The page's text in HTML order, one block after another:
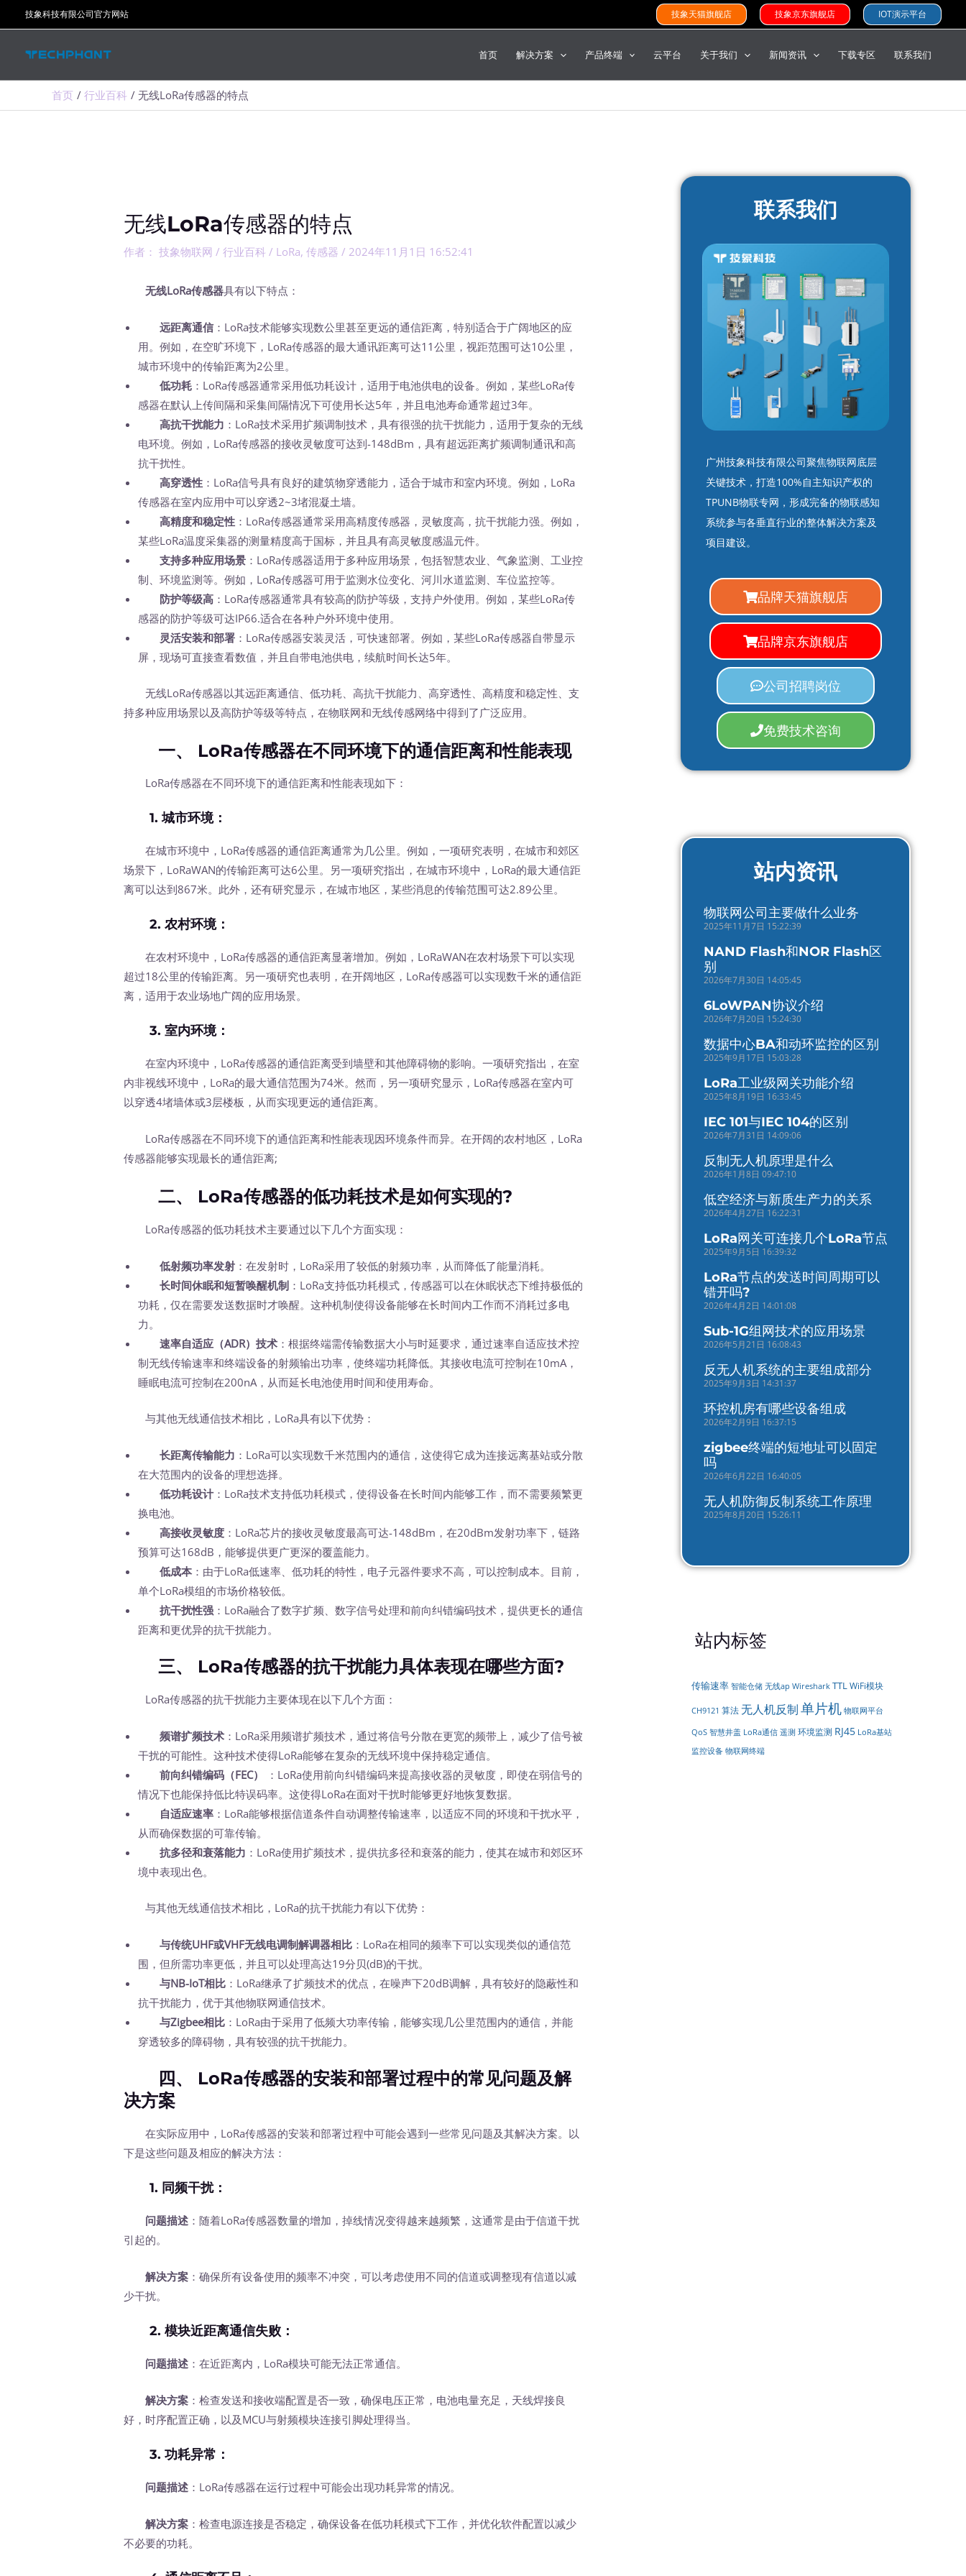
至
技象科技有限公司官方网站 技象天猫旗舰店 技象京东旗舰店 IOT演示平台
首页 解决方案 产品终端 云平台 关于我们 新闻资讯 下载专区 联系我们
首页 行业百科 无线LoRa传感器的特点
无线LoRa传感器的特点
作者： 技象物联网/行业百科 / LoRa,传感器 / 2024年11月1日 16:52:41
无线LoRa传感器具有以下特点：
远距离通信：LoRa技术能够实现数公里甚至更远的通信距离，特别适合于广阔地区的应
用。例如，在空旷环境下，LoRa传感器的最大通讯距离可达11公里，视距范围可达10公里，
城市环境中的传输距离为2公里。
低功耗 ：LoRa传感器通常采用低功耗设计，适用于电池供电的设备。例如，某些LoRa传
感器在默认上传间隔和采集间隔情况下可使用长达5年，并且电池寿命通常超过3年。
高抗干扰能力 ：LoRa技术采用扩频调制技术，具有很强的抗干扰能力，适用于复杂的无线
电环境。例如，LoRa传感器的接收灵敏度可达到-148dBm，具有超远距离扩频调制通讯和高
抗干扰性。
高穿透性 ：LoRa信号具有良好的建筑物穿透能力，适合于城市和室内环境。例如，LoRa
传感器在室内应用中可以穿透2~3堵混凝土墙。
高精度和稳定性 ：LoRa传感器通常采用高精度传感器，灵敏度高，抗干扰能力强。例如，
某些LoRa温度采集器的测量精度高于国标，并且具有高灵敏度感温元件。
支持多种应用场景 ：LoRa传感器适用于多种应用场景，包括智慧农业、气象监测、工业控
制、环境监测等。例如，LoRa传感器可用于监测水位变化、河川水道监测、车位监控等。
防护等级高 ：LoRa传感器通常具有较高的防护等级，支持户外使用。例如，某些LoRa传
感器的防护等级可达IP66.适合在各种户外环境中使用。
灵活安装和部署 ：LoRa传感器安装灵活，可快速部署。例如，某些LoRa传感器自带显示
屏，现场可直接查看数值，并且自带电池供电，续航时间长达5年。
无线LoRa传感器以其远距离通信、低功耗、高抗干扰能力、高穿透性、高精度和稳定性、支
持多种应用场景以及高防护等级等特点，在物联网和无线传感网络中得到了广泛应用。
一、 LoRa传感器在不同环境下的通信距离和性能表现
LoRa传感器在不同环境下的通信距离和性能表现如下：
1.城市环境：
在城市环境中，LoRa传感器的通信距离通常为几公里。例如，一项研究表明，在城市和郊区
场景下，LoRaWAN的传输距离可达6公里。另一项研究指出，在城市环境中，LoRa的最大通信距
离可以达到867米。此外，还有研究显示，在城市地区，某些消息的传输范围可达2.89公里。
2.农村环境：
在农村环境中，LoRa传感器的通信距离显著增加。例如，LoRaWAN在农村场景下可以实现
超过18公里的传输距离。另一项研究也表明，在开阔地区，LoRa传感器可以实现数千米的通信距
离，适用于农业场地广阔的应用场景。
3.室内环境：
在室内环境中，LoRa传感器的通信距离受到墙壁和其他障碍物的影响。一项研究指出，在室
内非视线环境中，LoRa的最大通信范围为74米。然而，另一项研究显示，LoRa传感器在室内可
以穿透4堵墙体或3层楼板，从而实现更远的通信距离。
LoRa传感器在不同环境下的通信距离和性能表现因环境条件而异。在开阔的农村地区，LoRa
传感器能够实现最长的通信距离;
二、 LoRa传感器的低功耗技术是如何实现的?
LoRa传感器的低功耗技术主要通过以下几个方面实现：
低射频功率发射 ：在发射时，LoRa采用了较低的射频功率，从而降低了能量消耗。
长时间休眠和短暂唤醒机制 ：LoRa支持低功耗模式，传感器可以在休眠状态下维持极低的
功耗，仅在需要发送数据时才唤醒。这种机制使得设备能够在长时间内工作而不消耗过多电
力。
速率自适应（ADR）技术 ：根据终端需传输数据大小与时延要求，通过速率自适应技术控
制无线传输速率和终端设备的射频输出功率，使终端功耗降低。其接收电流可控制在10mA，
睡眠电流可控制在200nA，从而延长电池使用时间和使用寿命。
与其他无线通信技术相比，LoRa具有以下优势：
长距离传输能力 ：LoRa可以实现数千米范围内的通信，这使得它成为连接远离基站或分散
在大范围内的设备的理想选择。
低功耗设计：LoRa技术支持低功耗模式，使得设备在长时间内能够工作，而不需要频繁更
换电池。
高接收灵敏度 ：LoRa芯片的接收灵敏度最高可达-148dBm，在20dBm发射功率下，链路
预算可达168dB，能够提供更广更深的覆盖能力。
低成本：由于LoRa低速率、低功耗的特性，电子元器件要求不高，可以控制成本。目前，
单个LoRa模组的市场价格较低。
抗干扰性强 ：LoRa融合了数字扩频、数字信号处理和前向纠错编码技术，提供更长的通信
距离和更优异的抗干扰能力。
三、 LoRa传感器的抗干扰能力具体表现在哪些方面?
LoRa传感器的抗干扰能力主要体现在以下几个方面：
频谱扩频技术 ：LoRa采用频谱扩频技术，通过将信号分散在更宽的频带上，减少了信号被
干扰的可能性。这种技术使得LoRa能够在复杂的无线环境中保持稳定通信。
前向纠错编码（FEC）
：LoRa使用前向纠错编码来提高接收器的灵敏度，即使在弱信号的
情况下也能保持低比特误码率。这使得LoRa在面对干扰时能够更好地恢复数据。
自适应速率 ：LoRa能够根据信道条件自动调整传输速率，以适应不同的环境和干扰水平，
从而确保数据的可靠传输。
抗多径和衰落能力 ：LoRa使用扩频技术，提供抗多径和衰落的能力，使其在城市和郊区环
境中表现出色。
与其他无线通信技术相比，LoRa的抗干扰能力有以下优势：
与传统UHF或VHF无线电调制解调器相比 ：LoRa在相同的频率下可以实现类似的通信范
围，但所需功率更低，并且可以处理高达19分贝(dB)的干扰。
与NB-IoT相比 ：LoRa继承了扩频技术的优点，在噪声下20dB调解，具有较好的隐蔽性和
抗干扰能力，优于其他物联网通信技术。
与Zigbee相比 ：LoRa由于采用了低频大功率传输，能够实现几公里范围内的通信，并能
穿透较多的障碍物，具有较强的抗干扰能力。
四、 LoRa传感器的安装和部署过程中的常见问题及解
决方案
在实际应用中，LoRa传感器的安装和部署过程中可能会遇到一些常见问题及其解决方案。以
下是这些问题及相应的解决方法：
1. 同频干扰：
问题描述 ：随着LoRa传感器数量的增加，掉线情况变得越来越频繁，这通常是由于信道干扰
引起的。
解决方案 ：确保所有设备使用的频率不冲突，可以考虑使用不同的信道或调整现有信道以减
少干扰。
2.模块近距离通信失败 ：
问题描述 ：在近距离内，LoRa模块可能无法正常通信。
解决方案 ：检查发送和接收端配置是否一致，确保电压正常，电池电量充足，天线焊接良
好，时序配置正确，以及MCU与射频模块连接引脚处理得当。
3.功耗异常 ：
问题描述 ：LoRa传感器在运行过程中可能会出现功耗异常的情况。
解决方案 ：检查电源连接是否稳定，确保设备在低功耗模式下工作，并优化软件配置以减少
不必要的功耗。
联系我们
广州技象科技有限公司聚焦物联网底层
关键技术，打造100%自主知识产权的
TPUNB物联专网，形成完备的物联感知
系统参与各垂直行业的整体解决方案及
项目建设。
品牌天猫旗舰店
品牌京东旗舰店
公司招聘岗位
免费技术咨询
站内资讯
物联网公司主要做什么业务
2025年11月7日 15:22:39
NAND Flash和NOR Flash区
别
2026年7月30日 14:05:45
6LoWPAN协议介绍
2026年7月20日 15:24:30
数据中心BA和动环监控的区别
2025年9月17日 15:03:28
LoRa工业级网关功能介绍
2025年8月19日 16:33:45
IEC 101与IEC 104的区别
2026年7月31日 14:09:06
反制无人机原理是什么
2026年1月8日 09:47:10
低空经济与新质生产力的关系
2026年4月27日 16:22:31
LoRa网关可连接几个LoRa节点
2025年9月5日 16:39:32
LoRa节点的发送时间周期可以
错开吗?
2026年4月2日 14:01:08
Sub-1G组网技术的应用场景
2026年5月21日 16:08:43
反无人机系统的主要组成部分
2025年9月3日 14:31:37
环控机房有哪些设备组成
2026年2月9日 16:37:15
zigbee终端的短地址可以固定
吗
2026年6月22日 16:40:05
无人机防御反制系统工作原理
2025年8月20日 15:26:11
站内标签
传输速率 智能仓储 无线ap Wireshark TTL WiFi模块
CH9121 算法无人机反制单片机 物联网平台
QoS 智慧井盖 LoRa通信 遥测 环境监测 RJ45 LoRa基站
监控设备 物联网终端